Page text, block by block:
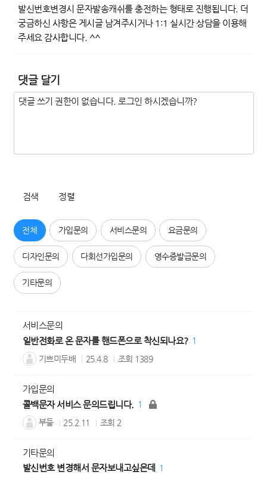
발신번호변경시 문자발송캐쉬를 충전하는 형태로 진행됩니다. 더
궁금하신 사항은 게시글 남겨주시거나 1:1 실시간 상담을 이용해
주세요 감사합니다. ^^
댓글 달기
검색 정렬
전체 가입문의 서비스문의 요금문의
디자인문의 다회선가입문의 영수증발급문의
기타문의
서비스문의
일반전화로 온 문자를 핸드폰으로 착신되나요? 1
기쁘미두배 25.4.8 조회 1389
가입문의
콜백문자 서비스 문의드립니다. 1
부들 25.2.11 조회 2
기타문의
발신번호 변경해서 문자보내고싶은데
1